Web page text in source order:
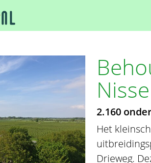
2.160
Het
Drieweg.